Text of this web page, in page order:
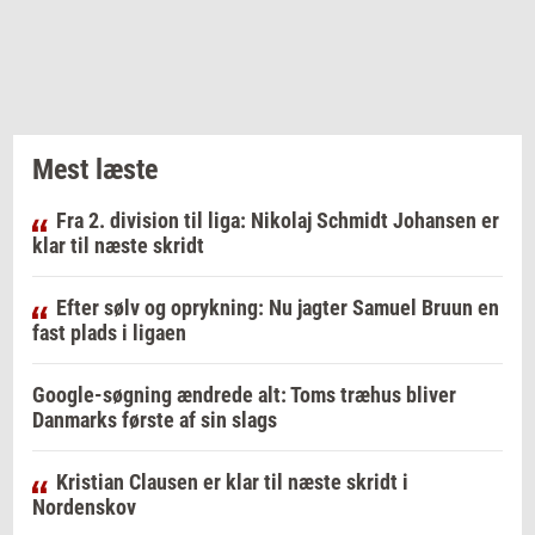
Mest læste
Fra 2. division til liga: Nikolaj Schmidt Johansen er
klar til næste skridt
Efter sølv og oprykning: Nu jagter Samuel Bruun en
fast plads i ligaen
Google-søgning ændrede alt: Toms træhus bliver
Danmarks første af sin slags
Kristian Clausen er klar til næste skridt i
Nordenskov